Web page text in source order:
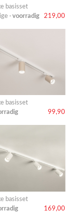
basisset
· voorradig 219,00
basisset
99,90
basisset
169,00